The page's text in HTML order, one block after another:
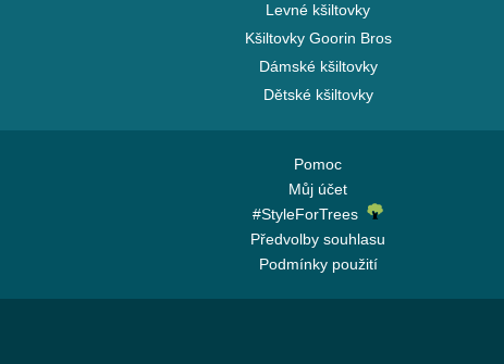
Levné kšiltovky
Kšiltovky Goorin Bros
Dámské kšiltovky
Dětské kšiltovky
Pomoc
Můj účet
#StyleForTrees
Předvolby souhlasu
Podmínky použití